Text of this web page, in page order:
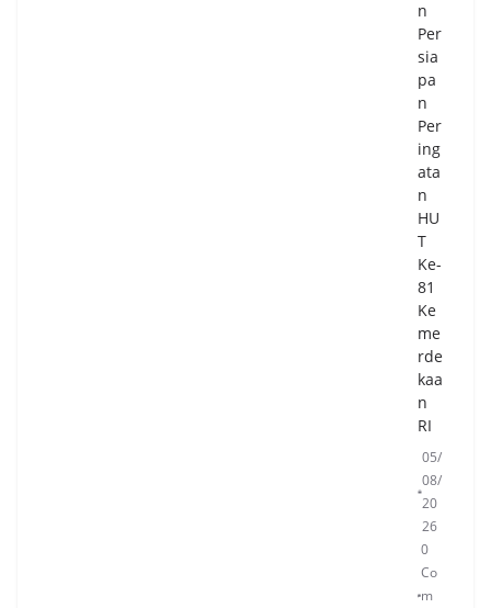
n
Per
sia
pa
n
Per
ing
ata
n
HU
T
Ke-
81
Ke
me
rde
kaa
n
RI
05/
08/
20
26
0
Co
m